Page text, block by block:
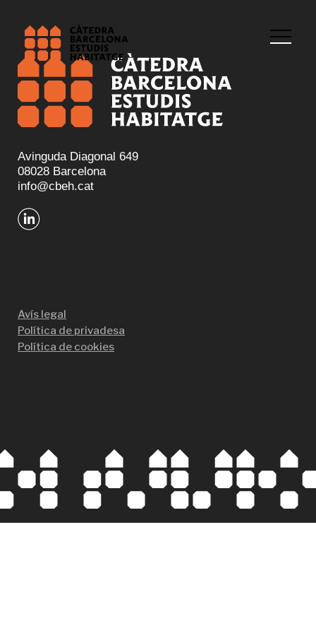
Avinguda Diagonal 649
08028 Barcelona
info@cbeh.cat
Avís legal
Política de privadesa
Política de cookies